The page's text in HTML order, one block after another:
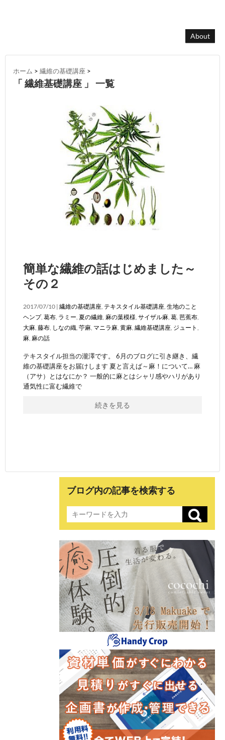
About
ホーム > 繊維の基礎講座 >
「 繊維基礎講座 」 一覧
簡単な繊維の話はじめました～
その２
2017/07/10 | 繊維の基礎講座, テキスタイル基礎講座, 生地のこと
ヘンプ, 葛布, ラミー, 夏の繊維, 麻の葉模様, サイザル麻, 葛, 芭蕉布,
大麻, 藤布, しなの織, 苧麻, マニラ麻, 黄麻, 繊維基礎講座, ジュート ,
麻, 麻の話
テキスタイル担当の瀧澤です。 6月のブログに引き継き、繊
維の基礎講座をお届けします 夏と言えば～麻！について… 麻
（アサ）とはなにか？ 一般的に麻とはシャリ感やハリがあり
通気性に富む繊維で
続きを見る
ブログ内の記事を検索する